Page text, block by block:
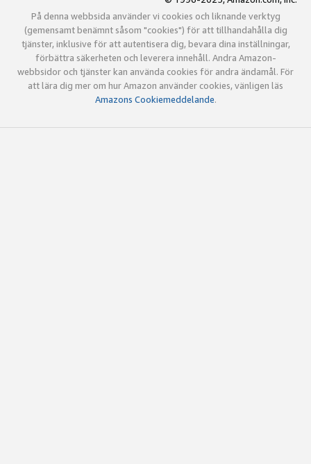
På denna webbsida använder vi cookies och liknande verktyg
(gemensamt benämnt såsom "cookies") för att tillhandahålla dig
tjänster, inklusive för att autentisera dig, bevara dina inställningar,
förbättra säkerheten och leverera innehåll. Andra Amazon-
webbsidor och tjänster kan använda cookies för andra ändamål. För
att lära dig mer om hur Amazon använder cookies, vänligen läs
Amazons Cookiemeddelande.